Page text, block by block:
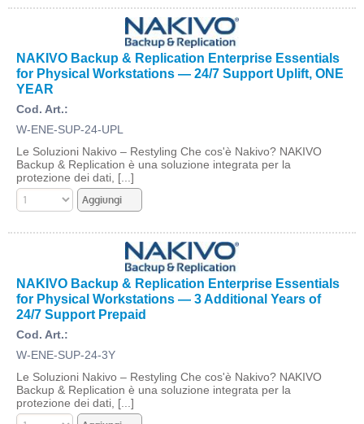
NAKIVO Backup & Replication Enterprise Essentials
for Physical Workstations — 24/7 Support Uplift, ONE
YEAR
Cod. Art.:
W-ENE-SUP-24-UPL
Le Soluzioni Nakivo – Restyling Che cos'è Nakivo? NAKIVO
Backup & Replication è una soluzione integrata per la
protezione dei dati, [...]
NAKIVO Backup & Replication Enterprise Essentials
for Physical Workstations — 3 Additional Years of
24/7 Support Prepaid
Cod. Art.:
W-ENE-SUP-24-3Y
Le Soluzioni Nakivo – Restyling Che cos'è Nakivo? NAKIVO
Backup & Replication è una soluzione integrata per la
protezione dei dati, [...]